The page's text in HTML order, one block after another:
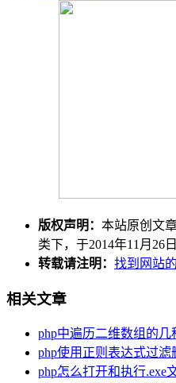
版权声明： 本站原创文
类下，于2014年11月26
转载请注明： 找到网站
相关文章
php中遍历二维数组的几
php使用正则表达式过滤
php怎么打开和执行.exe